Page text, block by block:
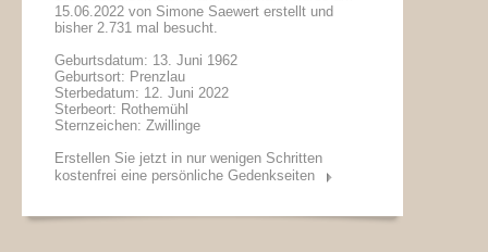
15.06.2022 von Simone Saewert erstellt und
bisher 2.731 mal besucht.
Geburtsdatum: 13. Juni 1962
Geburtsort: Prenzlau
Sterbedatum: 12. Juni 2022
Sterbeort: Rothemühl
Sternzeichen: Zwillinge
Erstellen Sie jetzt in nur wenigen Schritten
kostenfrei eine persönliche Gedenkseiten